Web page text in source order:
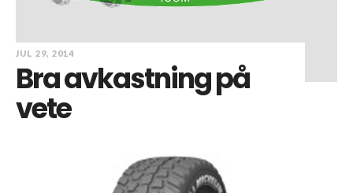
JUL 29, 2014
Bra avkastning på
vete